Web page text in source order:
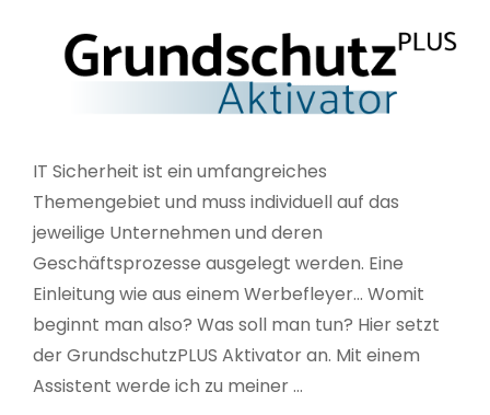
IT Sicherheit ist ein umfangreiches
Themengebiet und muss individuell auf das
jeweilige Unternehmen und deren
Geschäftsprozesse ausgelegt werden. Eine
Einleitung wie aus einem Werbefleyer… Womit
beginnt man also? Was soll man tun? Hier setzt
der GrundschutzPLUS Aktivator an. Mit einem
Assistent werde ich zu meiner …